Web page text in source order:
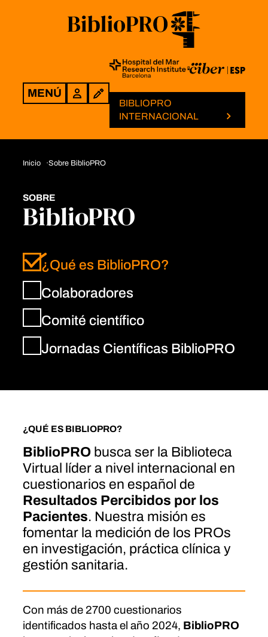
MENÚ Login
BIBLIOPRO
INTERNACIONAL
Inicio Sobre BiblioPRO
SOBRE
BiblioPRO
¿Qué es BiblioPRO?
Colaboradores
Comité científico
Jornadas Científicas BiblioPRO
¿QUÉ ES BIBLIOPRO?
BiblioPRObusca ser la Biblioteca
Virtual líder a nivel internacional en
cuestionarios en español de
Resultados Percibidos por los
Pacientes. Nuestra misión es
fomentar la medición de los PROs
en investigación, práctica clínica y
gestión sanitaria.
Con más de 2700 cuestionarios
identificados hasta el año 2024, BiblioPRO